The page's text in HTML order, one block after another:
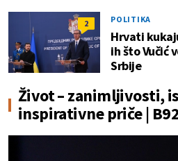
2 POLITIKA
Hrvati
ih što Vučić
Srbije
Život – zanimljivosti,
inspirativne priče |